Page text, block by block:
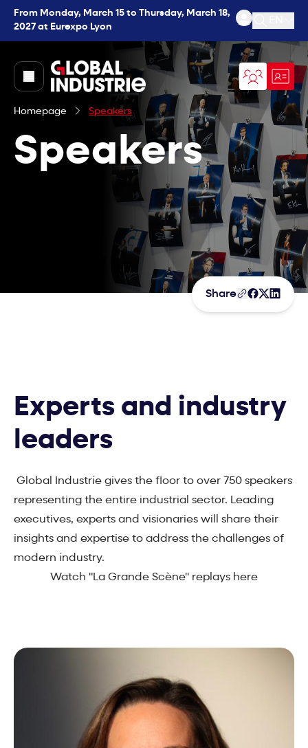
From Monday, March 15 to Thursday, March 18,
2027 at Eurexpo Lyon
Open
page.home
Homepage Speakers
Speakers
Share
Experts and industry
leaders
Global Industrie gives the floor to over 750 speakers
representing the entire industrial sector. Leading
executives, experts and visionaries will share their
insights and expertise to address the challenges of
modern industry.
Watch "La Grande Scène" replays here